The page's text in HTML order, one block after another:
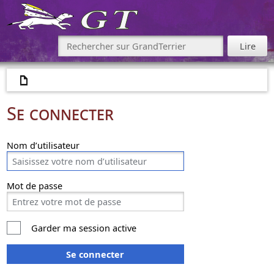
Se connecter
Nom d’utilisateur
Mot de passe
Garder ma session active
Se connecter